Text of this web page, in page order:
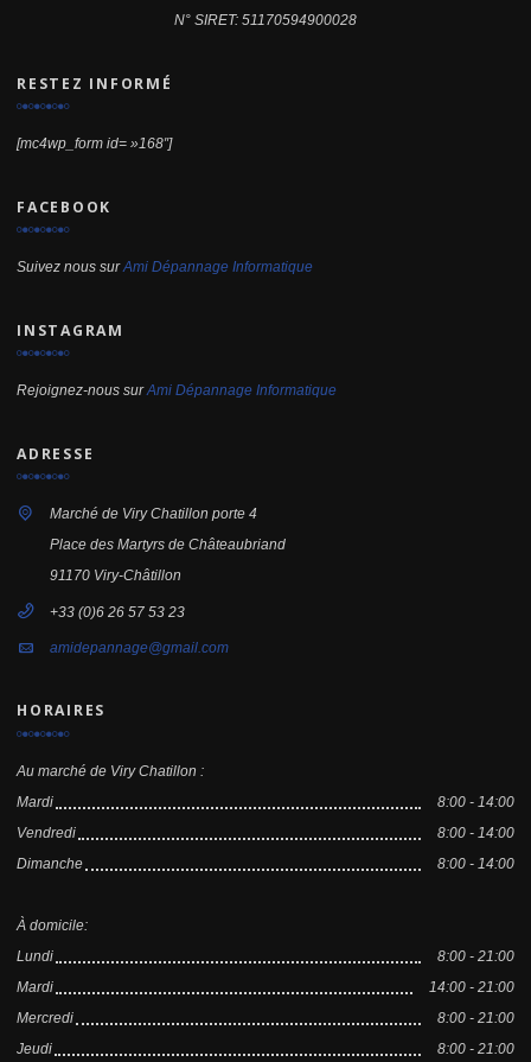
N° SIRET: 51170594900028
RESTEZ INFORMÉ
[mc4wp_form id= »168″]
FACEBOOK
Suivez nous surAmi Dépannage Informatique
INSTAGRAM
Rejoignez-nous surAmi Dépannage Informatique
ADRESSE
Marché de Viry Chatillon porte 4
Place des Martyrs de Châteaubriand
91170 Viry-Châtillon
+33 (0)6 26 57 53 23
amidepannage@gmail.com
HORAIRES
Au marché de Viry Chatillon :
Mardi
8:00 - 14:00
Vendredi
8:00 - 14:00
Dimanche
8:00 - 14:00
À domicile:
Lundi
8:00 - 21:00
Mardi
14:00 - 21:00
Mercredi
8:00 - 21:00
Jeudi
8:00 - 21:00